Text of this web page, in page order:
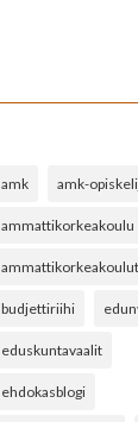
amk amk-
ammattikorkeakoulu
budjettiriihi
eduskuntavaalit
ehdokasblogi